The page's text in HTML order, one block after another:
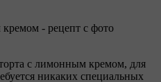
- рецепт с фото
с лимонным кремом, для
никаких специальных